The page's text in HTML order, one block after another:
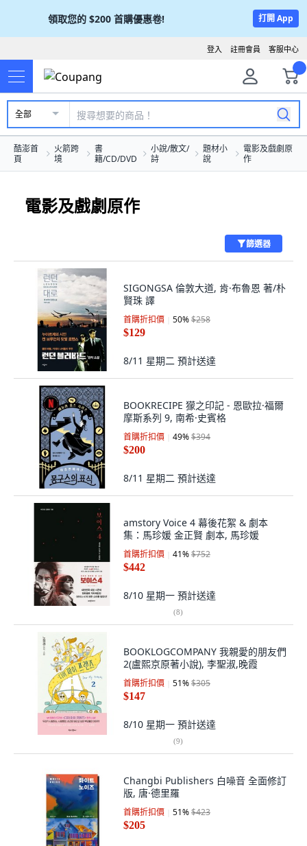
領取您的 $200 首購優惠卷! 打開 App
客服中心
註冊會員
登入
全部
酷澎首
頁
火箭跨
境
書
籍/CD/DVD
小說/散文/
詩
題材小
說
電影及戲劇原
作
電影及戲劇原作
篩選器
SIGONGSA 倫敦大道, 肯·布魯恩 著/朴
賢珠 譯
首購折扣價 50%$258
$129
8/11 星期二 預計送達
BOOKRECIPE 獴之印記 - 恩歐拉·福爾
摩斯系列 9, 南希·史賓格
首購折扣價 49%$394
$200
8/11 星期二 預計送達
amstory Voice 4 幕後花絮 & 劇本
集：馬珍媛 金正賢 劇本, 馬珍媛
首購折扣價 41%$752
$442
8/10 星期一 預計送達
(8)
BOOKLOGCOMPANY 我親愛的朋友們
2(盧熙京原著小說), 李聖淑,晚霞
首購折扣價 51%$305
$147
8/10 星期一 預計送達
(9)
Changbi Publishers 白噪音 全面修訂
版, 唐·德里羅
首購折扣價 51%$423
$205